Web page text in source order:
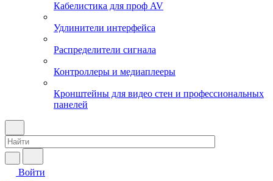
Кабелистика для проф AV
Удлинители интерфейса
Распределители сигнала
Контроллеры и медиаплееры
Кронштейны для видео стен и профессиональных
панелей
Войти